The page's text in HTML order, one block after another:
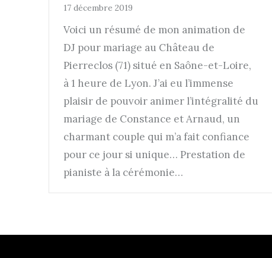
17 décembre 2019
Voici un résumé de mon animation de
DJ pour mariage au Château de
Pierreclos (71) situé en Saône-et-Loire,
à 1 heure de Lyon. J’ai eu l’immense
plaisir de pouvoir animer l’intégralité du
mariage de Constance et Arnaud, un
charmant couple qui m’a fait confiance
pour ce jour si unique… Prestation de
pianiste à la cérémonie…